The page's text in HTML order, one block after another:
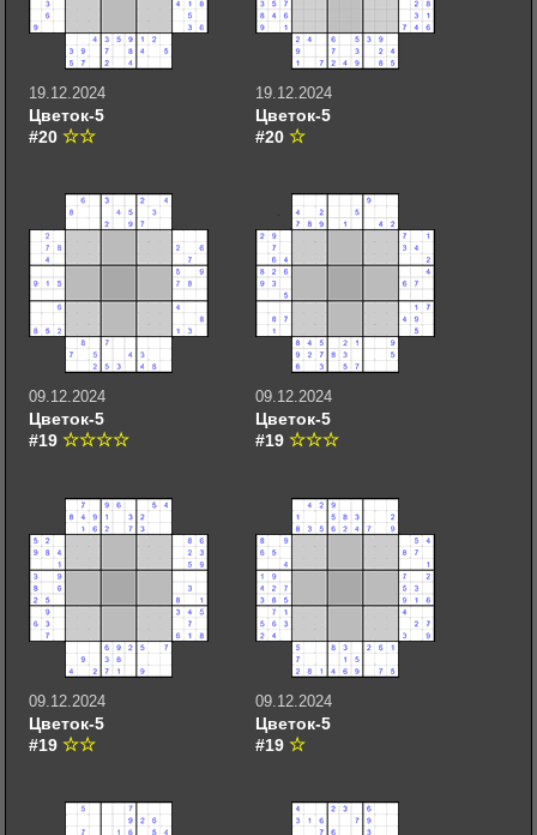
19.12.2024
Цветок-5
#20
19.12.2024
Цветок-5
#20
09.12.2024
Цветок-5
#19
09.12.2024
Цветок-5
#19
09.12.2024
Цветок-5
#19
09.12.2024
Цветок-5
#19